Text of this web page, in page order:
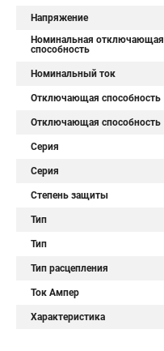
Напряжение
Номинальная отключающая
способность
Номинальный ток
Отключающая способность
Отключающая способность
Серия
Серия
Степень защиты
Тип
Тип
Тип расцепления
Ток Ампер
Характеристика